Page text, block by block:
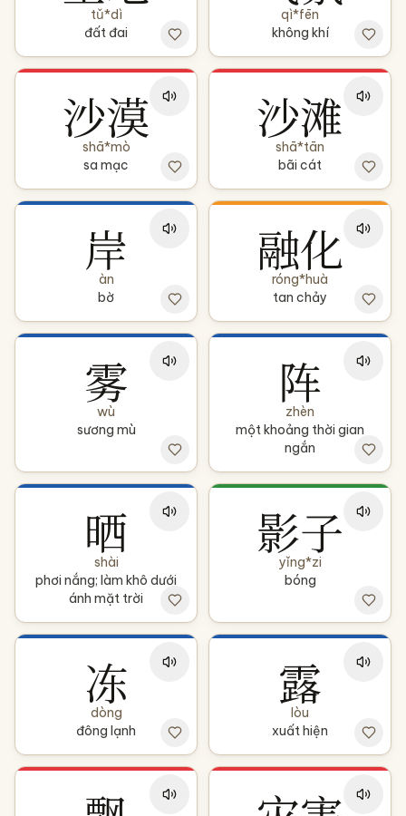
tǔ*dì
đất đai
qì*fēn
không khí
沙漠
shā*mò
sa mạc
沙滩
shā*tān
bãi cát
岸
àn
bờ
融化
róng*huà
tan chảy
雾
wù
sương mù
阵
zhèn
một khoảng thời gian
ngắn
晒
shài
phơi nắng; làm khô dưới
ánh mặt trời
影子
yǐng*zi
bóng
冻
dòng
đông lạnh
露
lòu
xuất hiện